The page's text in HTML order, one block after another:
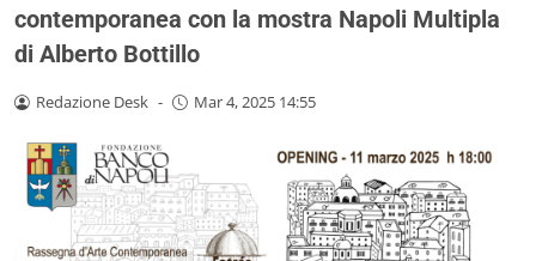
contemporanea con la mostra Napoli Multipla
di Alberto Bottillo
Redazione Desk - Mar 4, 2025 14:55